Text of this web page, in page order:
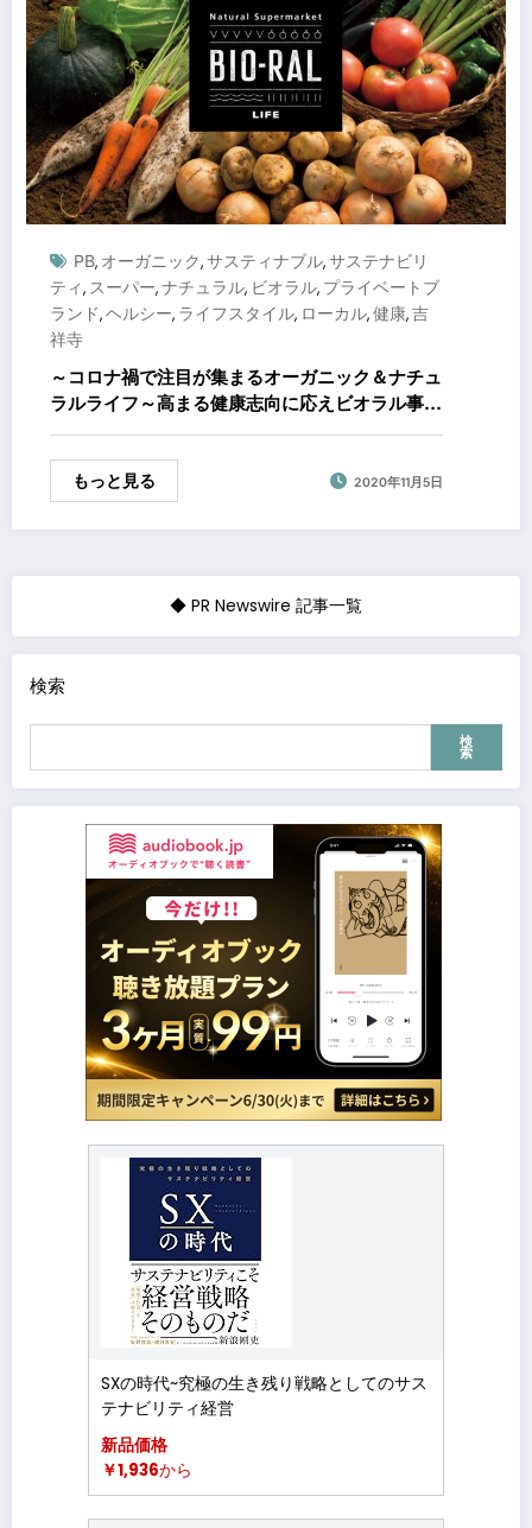
PB, オーガニック,サスティナブル,サステナビリ
ティ, スーパー,ナチュラル, ビオラル, プライベートブ
ランド,ヘルシー, ライフスタイル, ローカル,健康,吉
祥寺
～コロナ禍で注目が集まるオーガニック＆ナチュ
ラルライフ～高まる健康志向に応えビオラル事業
を一挙拡大！
もっと見る 2020年11月5日
◆ PR Newswire 記事一覧
検索
検
索
SXの時代~究極の生き残り戦略としてのサス
テナビリティ経営
新品価格
￥1,936から